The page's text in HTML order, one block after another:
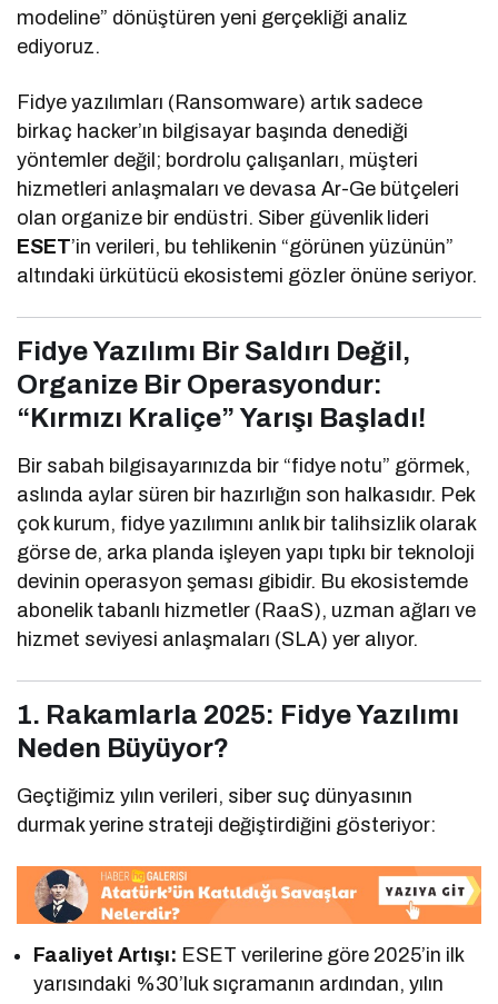
modeline” dönüştüren yeni gerçekliği analiz
ediyoruz.
Fidye yazılımları (Ransomware) artık sadece
birkaç hacker’ın bilgisayar başında denediği
yöntemler değil; bordrolu çalışanları, müşteri
hizmetleri anlaşmaları ve devasa Ar-Ge bütçeleri
olan organize bir endüstri. Siber güvenlik lideri
ESET’in verileri, bu tehlikenin “görünen yüzünün”
altındaki ürkütücü ekosistemi gözler önüne seriyor.
Fidye Yazılımı Bir Saldırı Değil,
Organize Bir Operasyondur:
“Kırmızı Kraliçe” Yarışı Başladı!
Bir sabah bilgisayarınızda bir “fidye notu” görmek,
aslında aylar süren bir hazırlığın son halkasıdır. Pek
çok kurum, fidye yazılımını anlık bir talihsizlik olarak
görse de, arka planda işleyen yapı tıpkı bir teknoloji
devinin operasyon şeması gibidir. Bu ekosistemde
abonelik tabanlı hizmetler (RaaS), uzman ağları ve
hizmet seviyesi anlaşmaları (SLA) yer alıyor.
1. Rakamlarla 2025: Fidye Yazılımı
Neden Büyüyor?
Geçtiğimiz yılın verileri, siber suç dünyasının
durmak yerine strateji değiştirdiğini gösteriyor:
Faaliyet Artışı: ESET verilerine göre 2025’in ilk
yarısındaki %30’luk sıçramanın ardından, yılın